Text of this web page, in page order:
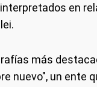
en
más
nuevo", un ente